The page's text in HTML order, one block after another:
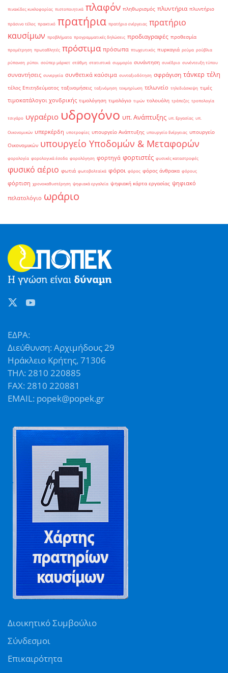
πινακίδες κυκλοφορίας πιστοποιητικά πλαφόν πληθωρισμός πλυντήρια πλυντήριο
πράσινο τέλος πρακτικό πρατήρια πρατήριο ενέργειας πρατήριο
καυσίμων προβλήματα προγραμματικές δηλώσεις προδιαγραφές προθεσμία
προμέτρηση πρωταθλητές πρόστιμα πρόσωπα πτωχευτικός πυρκαγιά ρεύμα ρούβλια
ρύπανση ρύποι σούπερ μάρκετ στάθμη στατιστικά συμμορία συνάντηση συνέδριο συνέντευξη τύπου
συναντήσεις συνεργεία συνθετικά καύσιμα συνταξιοδότηση σφράγιση τάνκερ τέλη
τέλος Επιτηδεύματος ταξινομήσεις ταξινόμηση τεκμηρίωση τελωνείο τηλεδιάσκεψη τιμές
τιμοκατάλογοι χονδρικής τιμολόγηση τιμολόγιο τιμών τολουόλη τράπεζες τροπολογία
τσιγάρο υγραέριο υδρογόνο υπ. Ανάπτυξης υπ. Εργασίας υπ.
Οικονομικών υπερκέρδη υποτροφίες υπουργείο Ανάπτυξης υπουργείο Ενέργειας υπουργείο
Οικονομικών υπουργείο Υποδομών & Μεταφορών
φορολογία φορολογικά έσοδα φορολόγηση φορτηγά φορτιστές φυσικές καταστροφές
φυσικό αέριο φωτιά φωτοβολταϊκά φόροι φόρος φόρος άνθρακα φόρους
φόρτιση χρονοκαθυστέρηση ψηφιακά εργαλεία ψηφιακή κάρτα εργασίας ψηφιακό
πελατολόγιο ωράριο
ΕΔΡΑ:
Διεύθυνση: Αρχιμήδους 29
Ηράκλειο Κρήτης, 71306
ΤΗΛ: 2810 220885
FAX: 2810 220881
EMAIL: popek@popek.gr
Διοικητικό Συμβούλιο
Σύνδεσμοι
Επικαιρότητα